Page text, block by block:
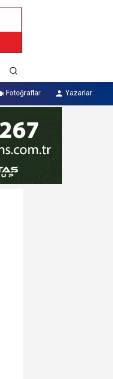
Fotoğraflar Yazarlar